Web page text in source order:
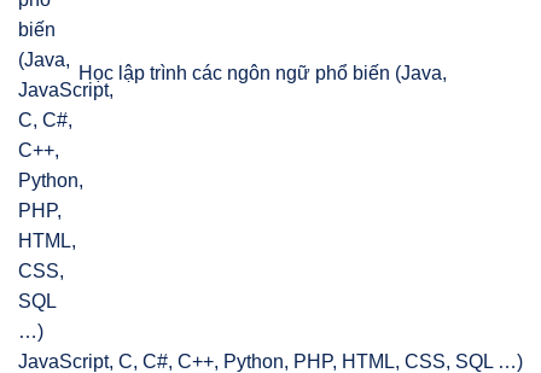
Học lập trình các ngôn ngữ phổ biến (Java,
JavaScript, C, C#, C++, Python, PHP, HTML, CSS, SQL …)